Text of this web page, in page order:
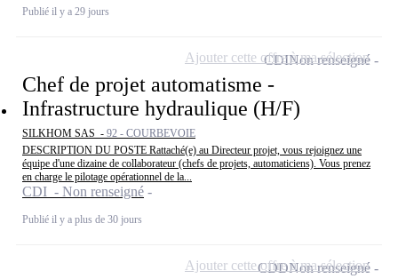
Publié il y a 29 jours
Chef de projet automatisme -
Infrastructure hydraulique (H/F)
SILKHOM SAS - 92 - COURBEVOIE
DESCRIPTION DU POSTE Rattaché(e) au Directeur projet, vous rejoignez une
équipe d'une dizaine de collaborateur (chefs de projets, automaticiens). Vous prenez
en charge le pilotage opérationnel de la...
CDI - Non renseigné
Publié il y a plus de 30 jours
CDINon renseigné
Ajouter cette offre à ma sélection
CDDNon renseigné
Ajouter cette offre à ma sélection